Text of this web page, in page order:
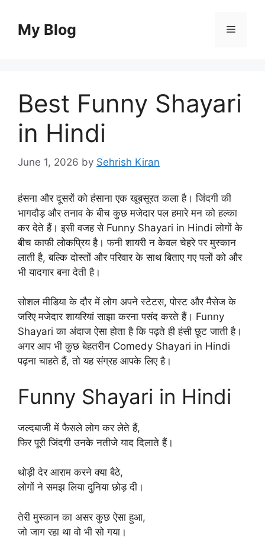
contentMy Blog Menu
Best Funny Shayari
in Hindi
June 1, 2026 by Sehrish Kiran
हंसना और दूसरों को हंसाना एक खूबसूरत कला है। जिंदगी की
भागदौड़ और तनाव के बीच कुछ मजेदार पल हमारे मन को हल्का
कर देते हैं। इसी वजह से Funny Shayari in Hindi लोगों के
बीच काफी लोकप्रिय है। फनी शायरी न केवल चेहरे पर मुस्कान
लाती है, बल्कि दोस्तों और परिवार के साथ बिताए गए पलों को और
भी यादगार बना देती है।
सोशल मीडिया के दौर में लोग अपने स्टेटस, पोस्ट और मैसेज के
जरिए मजेदार शायरियां साझा करना पसंद करते हैं। Funny
Shayari का अंदाज ऐसा होता है कि पढ़ते ही हंसी छूट जाती है।
अगर आप भी कुछ बेहतरीन Comedy Shayari in Hindi
पढ़ना चाहते हैं, तो यह संग्रह आपके लिए है।
Funny Shayari in Hindi
जल्दबाजी में फैसले लोग कर लेते हैं,
फिर पूरी जिंदगी उनके नतीजे याद दिलाते हैं।
थोड़ी देर आराम करने क्या बैठे,
लोगों ने समझ लिया दुनिया छोड़ दी।
तेरी मुस्कान का असर कुछ ऐसा हुआ,
जो जाग रहा था वो भी सो गया।